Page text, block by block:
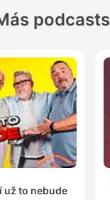
už to nebude